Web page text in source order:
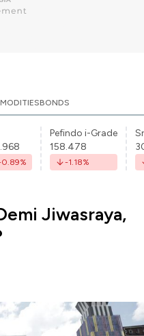
BONDS
%
Pefindo i-Grade
158.478
-1.18%
Jiwasraya,